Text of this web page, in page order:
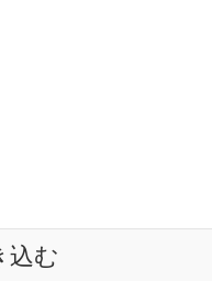
込む